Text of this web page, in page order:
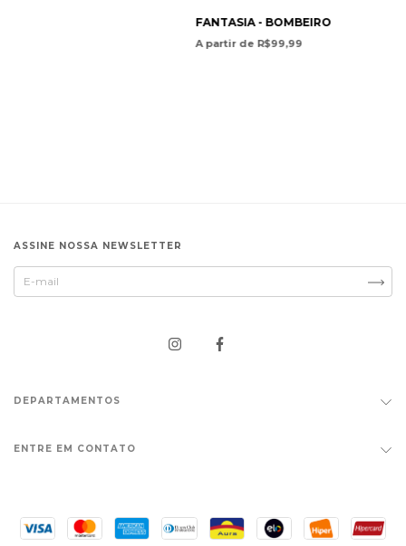
FANTASIA - BOMBEIRO
A partir de R$99,99
ASSINE NOSSA NEWSLETTER
DEPARTAMENTOS
ENTRE EM CONTATO